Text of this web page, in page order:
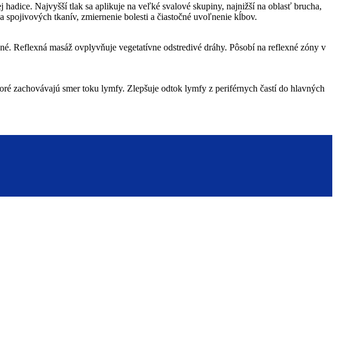
Najvyšší tlak sa aplikuje na veľké svalové skupiny, najnižší na oblasť brucha,
tkanív, zmiernenie bolesti a čiastočné uvoľnenie kĺbov.
Reflexná masáž ovplyvňuje vegetatívne odstredivé dráhy. Pôsobí na reflexné zóny v
zachovávajú smer toku lymfy. Zlepšuje odtok lymfy z periférnych častí do hlavných